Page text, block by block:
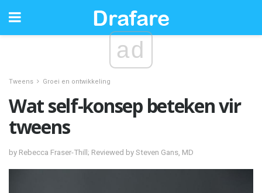
ad
Tweens Groei en ontwikkeling
Wat self-konsep beteken vir
tweens
by Rebecca Fraser-Thill; Reviewed by Steven Gans, MD